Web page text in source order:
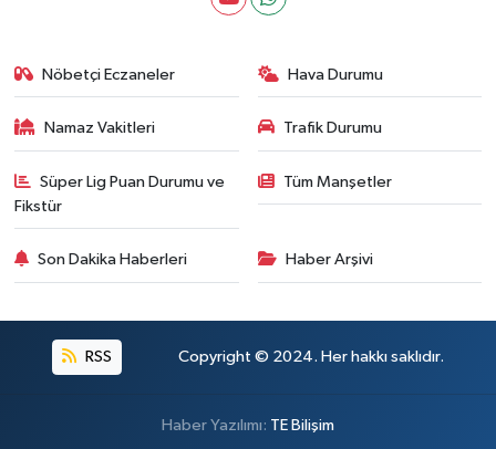
Nöbetçi Eczaneler Hava Durumu
Namaz Vakitleri Trafik Durumu
Süper Lig Puan Durumu ve
Fikstür
Tüm Manşetler
Son Dakika Haberleri Haber Arşivi
RSS Copyright © 2024. Her hakkı saklıdır.
Haber Yazılımı: TE Bilişim